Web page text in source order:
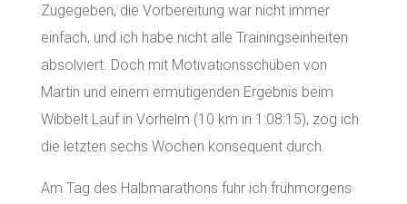
Zugegeben, die Vorbereitung war nicht immer
einfach, und ich habe nicht alle Trainingseinheiten
absolviert. Doch mit Motivationsschüben von
Martin und einem ermutigenden Ergebnis beim
Wibbelt Lauf in Vorhelm (10 km in 1:08:15), zog ich
die letzten sechs Wochen konsequent durch.
Am Tag des Halbmarathons fuhr ich frühmorgens